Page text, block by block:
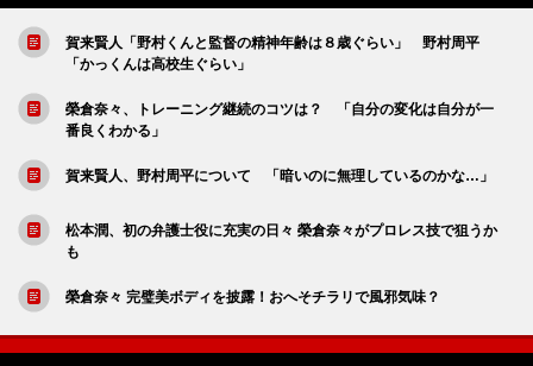
賀来賢人「野村くんと監督の精神年齢は８歳ぐらい」 野村周平
「かっくんは高校生ぐらい」
榮倉奈々、トレーニング継続のコツは？ 「自分の変化は自分が一
番良くわかる」
賀来賢人、野村周平について 「暗いのに無理しているのかな…」
松本潤、初の弁護士役に充実の日々 榮倉奈々がプロレス技で狙うか
も
榮倉奈々 完璧美ボディを披露！おへそチラリで風邪気味？